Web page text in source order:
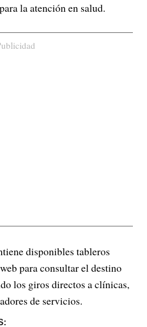
la atención en salud.
disponibles tableros
para consultar el destino
los giros directos a clínicas,
de servicios.